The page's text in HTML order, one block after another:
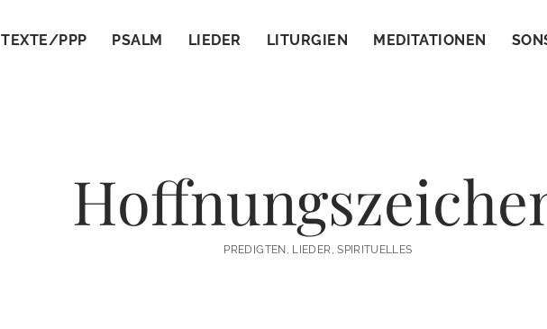
TEXTE/PPP PSALM LIEDER LITURGIEN MEDITATIONEN
PREDIGTEN, LIEDER, SPIRITUELLES